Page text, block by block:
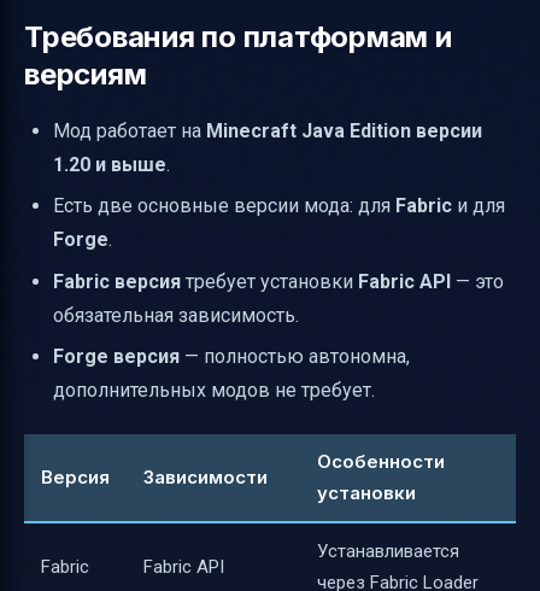
Требования по платформам и
версиям
Мод работает на Minecraft Java Edition версии
1.20 и выше.
Есть две основные версии мода: для Fabric и для
Forge.
Fabric версия требует установки Fabric API — это
обязательная зависимость.
Forge версия — полностью автономна,
дополнительных модов не требует.
Версия Зависимости
Особенности
установки
Fabric Fabric API
Устанавливается
через Fabric Loader